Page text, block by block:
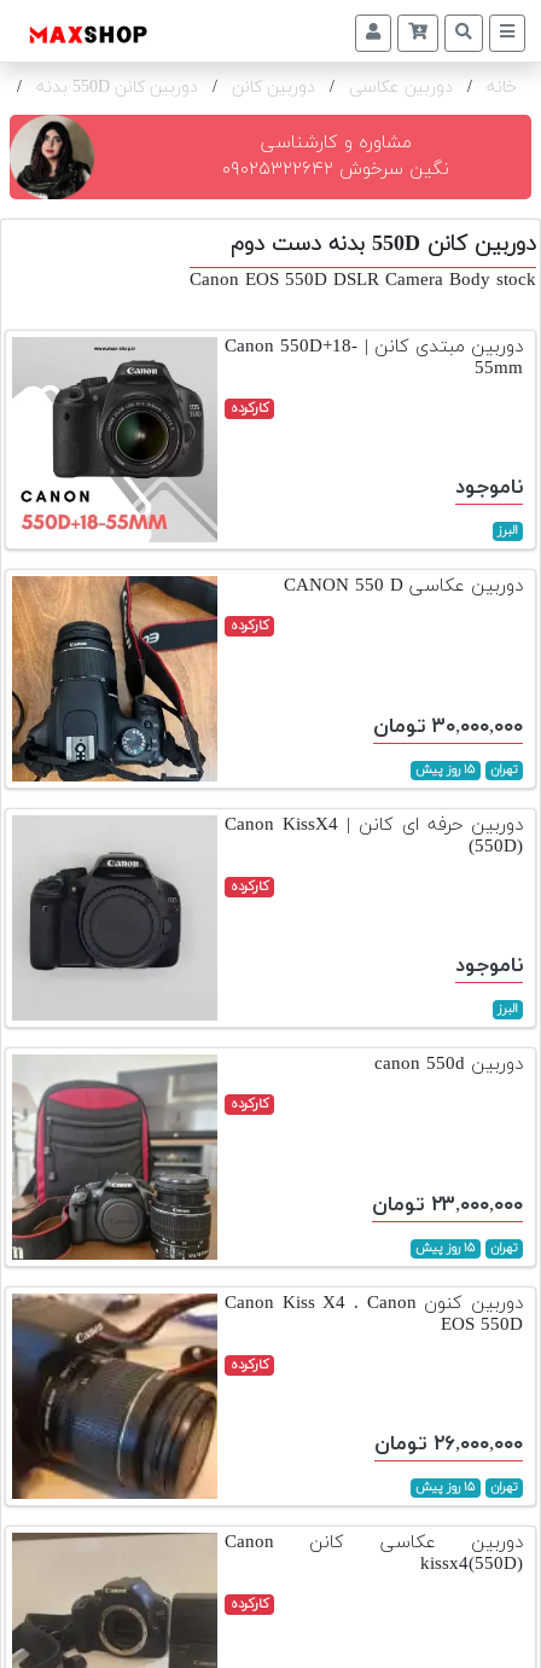
دوربین
و
تجهیزات
و
اکسسوری
دوم
اجاره
دوربین
و
تجهیزات
دست
دوم
لیست
قیمت
خانه / دوربین عکاسی / دوربین کانن / دوربین کانن 550D بدنه /
مشاوره و کارشناسی
نگین سرخوش ۰۹۰۲۵۳۲۲۶۴۲
دوربین کانن 550D بدنه دست دوم
Canon EOS 550D DSLR Camera Body stock
دوربین مبتدی کانن | Canon 550D+18-
55mm
کارکرده
ناموجود
البرز
دوربین عکاسی CANON 550 D
کارکرده
۳۰,۰۰۰,۰۰۰ تومان
تهران ۱۵ روز پیش
دوربین حرفه ای کانن | Canon KissX4
(550D)
کارکرده
ناموجود
البرز
دوربین canon 550d
کارکرده
۲۳,۰۰۰,۰۰۰ تومان
تهران ۱۵ روز پیش
دوربین کنون Canon Kiss X4 . Canon
EOS 550D
کارکرده
۲۶,۰۰۰,۰۰۰ تومان
تهران ۱۵ روز پیش
دوربین عکاسی کانن Canon
kissx4(550D)
کارکرده